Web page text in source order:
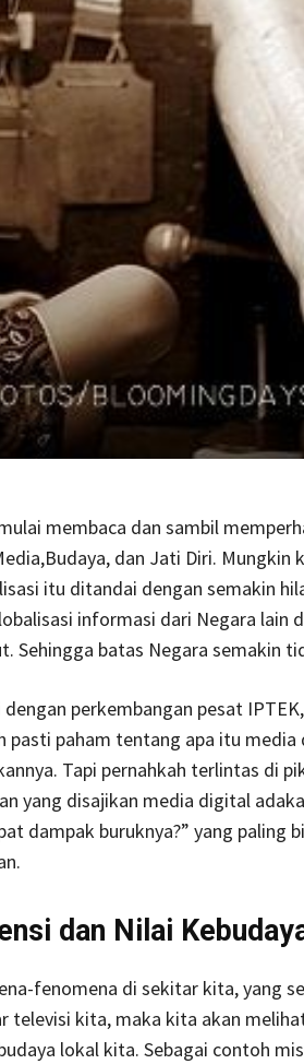
membaca dan sambil
dan Jati Diri. Mungkin
itu ditandai dengan semakin
informasi dari Negara lain
Sehingga batas Negara semakin
perkembangan pesat
pasti paham tentang apa itu media
Tapi pernahkah terlintas di
yang disajikan media digital
dampak buruknya?” yang paling
dan Nilai
fenomena di sekitar kita, yang
televisi kita, maka kita akan
lokal kita. Sebagai contoh